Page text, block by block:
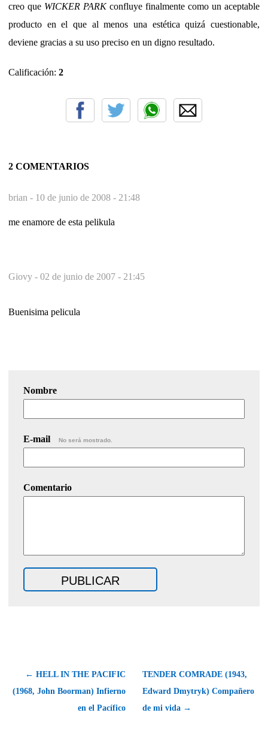
creo que WICKER PARKconfluye finalmente como un aceptable
producto en el que al menos una estética quizá cuestionable,
deviene gracias a su uso preciso en un digno resultado.
Calificación: 2
2 COMENTARIOS
brian - 10 de junio de 2008 - 21:48
me enamore de esta pelikula
Giovy - 02 de junio de 2007 - 21:45
Buenisima pelicula
Nombre
E-mail No será mostrado.
Comentario
← HELL IN THE PACIFIC
(1968, John Boorman) Infierno
en el Pacífico
TENDER COMRADE (1943,
Edward Dmytryk) Compañero
de mi vida →